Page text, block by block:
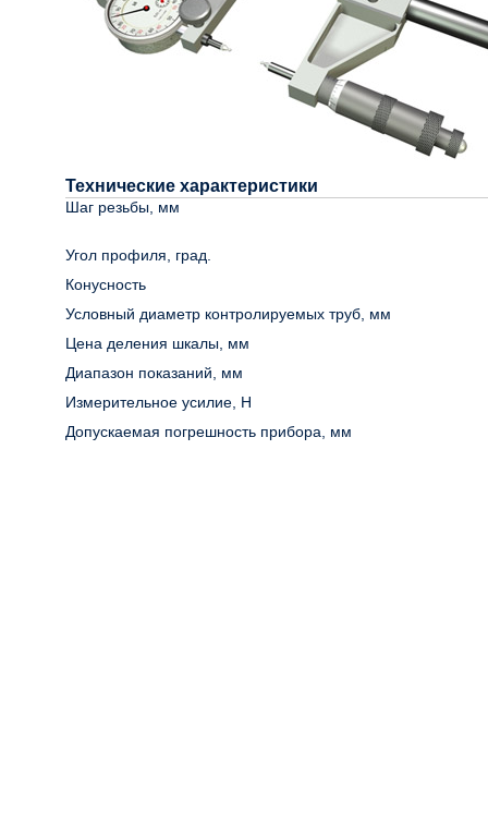
Технические характеристики
Шаг резьбы, мм
Угол профиля, град.
Конусность
Условный диаметр контролируемых труб, мм
Цена деления шкалы, мм
Диапазон показаний, мм
Измерительное усилие, Н
Допускаемая погрешность прибора, мм